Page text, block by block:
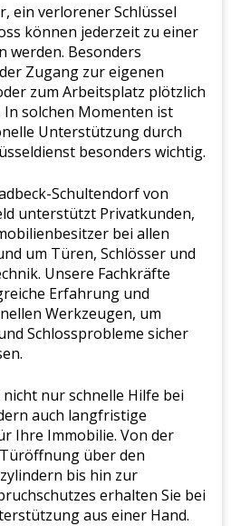
ein verlorener Schlüssel
können jederzeit zu einer
werden. Besonders
Zugang zur eigenen
zum Arbeitsplatz plötzlich
solchen Momenten ist
Unterstützung durch
besonders wichtig.
Schultendorf von
unterstützt Privatkunden,
bei allen
um Türen, Schlösser und
Unsere Fachkräfte
Erfahrung und
Werkzeugen, um
Schlossprobleme sicher
nur schnelle Hilfe bei
auch langfristige
Ihre Immobilie. Von der
über den
bis hin zur
erhalten Sie bei
aus einer Hand.